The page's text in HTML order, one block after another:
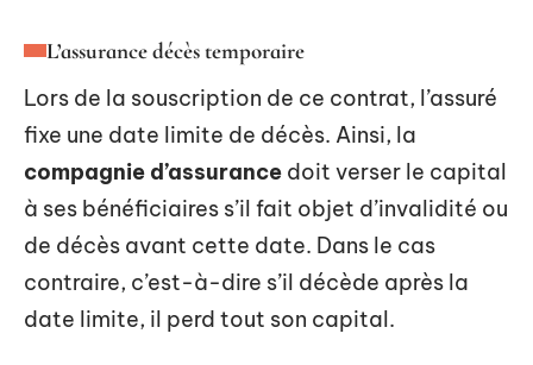
L’assurance décès temporaire
Lors de la souscription de ce contrat, l’assuré
fixe une date limite de décès. Ainsi, la
compagnie d’assurance doit verser le capital
à ses bénéficiaires s’il fait objet d’invalidité ou
de décès avant cette date. Dans le cas
contraire, c’est-à-dire s’il décède après la
date limite, il perd tout son capital.